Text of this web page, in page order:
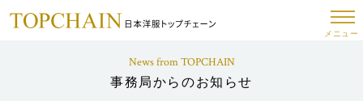
メニュー
News from TOPCHAIN
事務局からのお知らせ